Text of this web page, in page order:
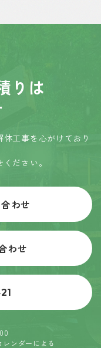
りは
工事を心がけており
ださい。
わせ
わせ
レンダーによる